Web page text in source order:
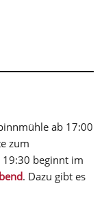
ab 17:00
zum
beginnt im
. Dazu gibt es